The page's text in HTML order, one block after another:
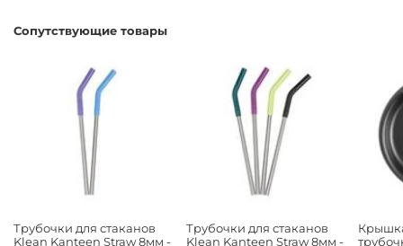
Сопутствующие товары
Трубочки для стаканов
Klean Kanteen Straw 8мм -
Трубочки для стаканов
Klean Kanteen Straw 8мм -